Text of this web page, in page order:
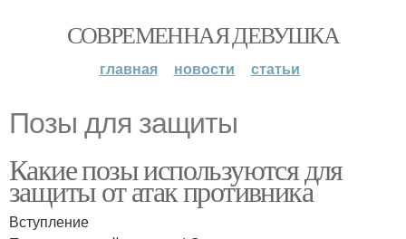
СОВРЕМЕННАЯ ДЕВУШКА
главная новости статьи
Позы для защиты
Какие позы используются для
защиты от атак противника
Вступление